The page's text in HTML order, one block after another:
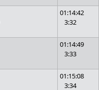
01:14:42
3:32
01:14:49
3:33
01:15:08
3:34